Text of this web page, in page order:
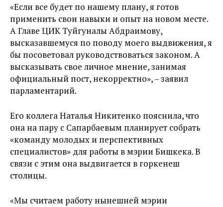
«Если все будет по нашему плану, я готов
применить свои навыки и опыт на новом месте.
А Главе ЦИК Туйгуналы Абдраимову,
высказавшемуся по поводу моего выдвижения, я
бы посоветовал руководствоваться законом. А
высказывать свое личное мнение, занимая
официальный пост, некорректно», – заявил
парламентарий.
Его коллега Наталья Никитенко пояснила, что
она на пару с Сапарбаевым планирует собрать
«команду молодых и перспективных
специалистов» для работы в мэрии Бишкека. В
связи с этим она выдвигается в горкенеш
столицы.
«Мы считаем работу нынешней мэрии